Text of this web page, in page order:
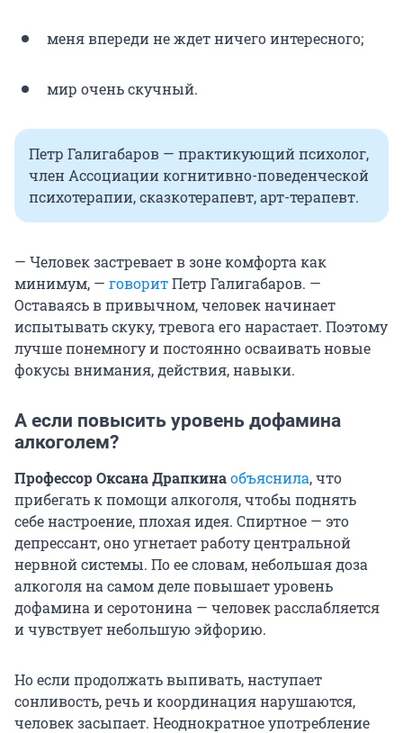
меня впереди не ждет ничего интересного;
мир очень скучный.
Петр Галигабаров — практикующий психолог,
член Ассоциации когнитивно-поведенческой
психотерапии, сказкотерапевт, арт-терапевт.
— Человек застревает в зоне комфорта как
минимум, — говоритПетр Галигабаров. —
Оставаясь в привычном, человек начинает
испытывать скуку, тревога его нарастает. Поэтому
лучше понемногу и постоянно осваивать новые
фокусы внимания, действия, навыки.
А если повысить уровень дофамина
алкоголем?
Профессор Оксана Драпкинаобъяснила, что
прибегать к помощи алкоголя, чтобы поднять
себе настроение, плохая идея. Спиртное — это
депрессант, оно угнетает работу центральной
нервной системы. По ее словам, небольшая доза
алкоголя на самом деле повышает уровень
дофамина и серотонина — человек расслабляется
и чувствует небольшую эйфорию.
Но если продолжать выпивать, наступает
сонливость, речь и координация нарушаются,
человек засыпает. Неоднократное употребление